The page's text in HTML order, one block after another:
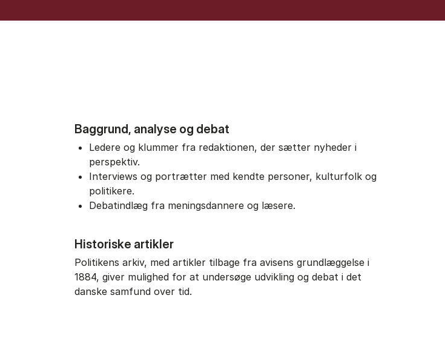
Baggrund, analyse og debat
Ledere og klummer fra redaktionen, der sætter nyheder i
perspektiv.
Interviews og portrætter med kendte personer, kulturfolk og
politikere.
Debatindlæg fra meningsdannere og læsere.
Historiske artikler
Politikens arkiv, med artikler tilbage fra avisens grundlæggelse i
1884, giver mulighed for at undersøge udvikling og debat i det
danske samfund over tid.